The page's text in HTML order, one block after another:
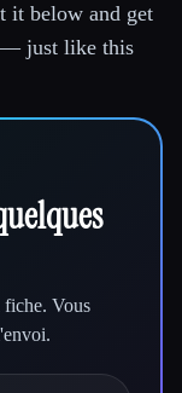
it below and get
— just like this
fiche. Vous